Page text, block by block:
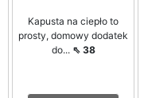
Kapusta na ciepło to
prosty, domowy dodatek
do... ⇖ 38